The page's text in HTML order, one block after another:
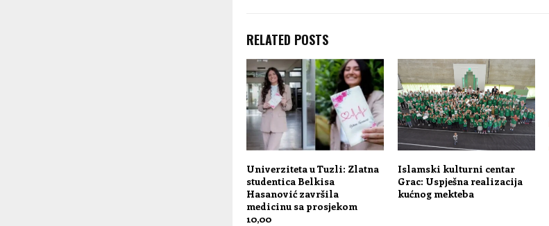
RELATED POSTS
Univerziteta u Tuzli: Zlatna
studentica Belkisa
Hasanović završila
medicinu sa prosjekom
10,00
Islamski kulturni centar
Grac: Uspješna realizacija
kućnog mekteba